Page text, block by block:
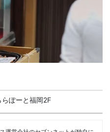
ぽーと福岡2F